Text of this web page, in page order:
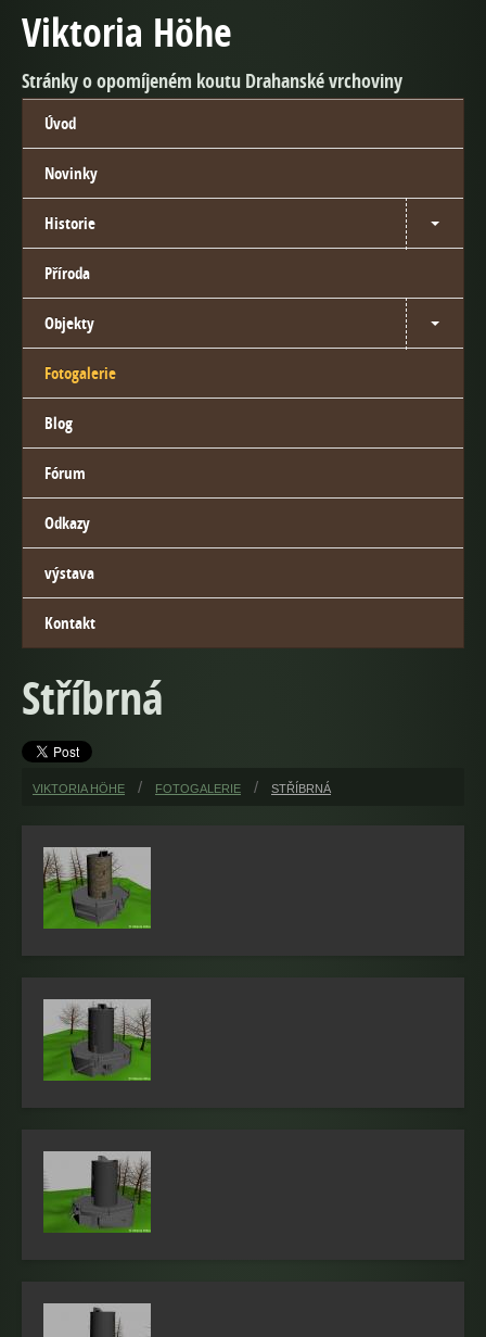
Viktoria Höhe
Stránky o opomíjeném koutu Drahanské vrchoviny
Úvod
Novinky
Historie
Příroda
Objekty
Fotogalerie
Blog
Fórum
Odkazy
výstava
Kontakt
Stříbrná
VIKTORIA HÖHE FOTOGALERIE STŘÍBRNÁ